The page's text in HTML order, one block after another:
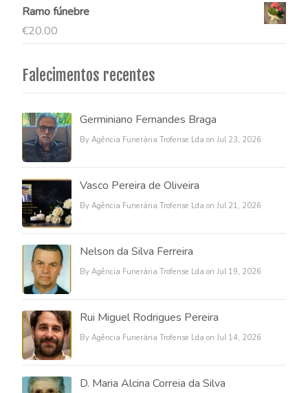
Ramo fúnebre
€20.00
Falecimentos recentes
Germiniano Fernandes Braga
By Agência Funerária Trofense Lda on Jul 23, 2026
Vasco Pereira de Oliveira
By Agência Funerária Trofense Lda on Jul 21, 2026
Nelson da Silva Ferreira
By Agência Funerária Trofense Lda on Jul 19, 2026
Rui Miguel Rodrigues Pereira
By Agência Funerária Trofense Lda on Jul 14, 2026
D. Maria Alcina Correia da Silva